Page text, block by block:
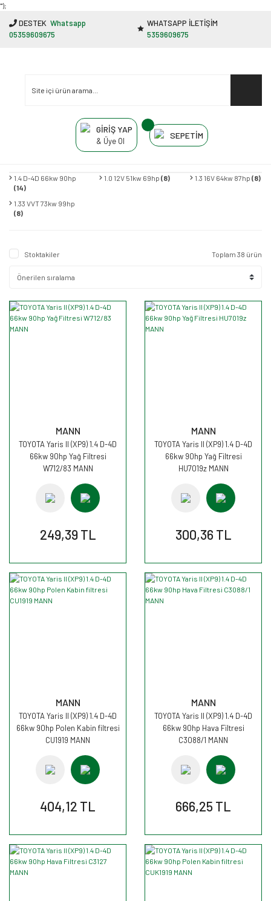
"');
DESTEK Whatsapp
05359609675
WHATSAPP İLETİŞİM
5359609675
GİRİŞ YAP
& Üye Ol
SEPETİM
1.4 D-4D 66kw 90hp
(14)
1.0 12V 51kw 69hp(8) 1.3 16V 64kw 87hp (8)
1.33 VVT 73kw 99hp
(8)
Stoktakiler Toplam 38 ürün
MANN
TOYOTA Yaris II (XP9) 1.4 D-4D
66kw 90hp Yağ Filtresi
W712/83 MANN
249,39 TL
MANN
TOYOTA Yaris II (XP9) 1.4 D-4D
66kw 90hp Yağ Filtresi
HU7019z MANN
300,36 TL
MANN
TOYOTA Yaris II (XP9) 1.4 D-4D
66kw 90hp Polen Kabin filtresi
CU1919 MANN
404,12 TL
MANN
TOYOTA Yaris II (XP9) 1.4 D-4D
66kw 90hp Hava Filtresi
C3088/1 MANN
666,25 TL